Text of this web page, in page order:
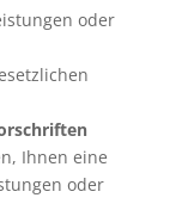
oder
Ihnen eine
oder